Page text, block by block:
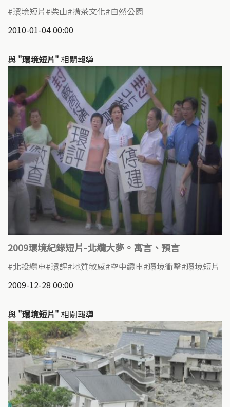
環境短片 柴山 揹茶文化 自然公園
2010-01-04 00:00
與 "環境短片" 相關報導
2009環境紀錄短片-北纜大夢。寓言、預言
北投纜車 環評 地質敏感 空中纜車 環境衝擊 環境短片
2009-12-28 00:00
與 "環境短片" 相關報導